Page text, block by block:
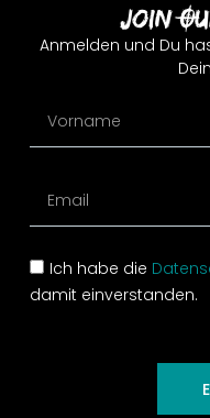
Join
Anmelden und Du
Ich habe die
damit einverstanden.